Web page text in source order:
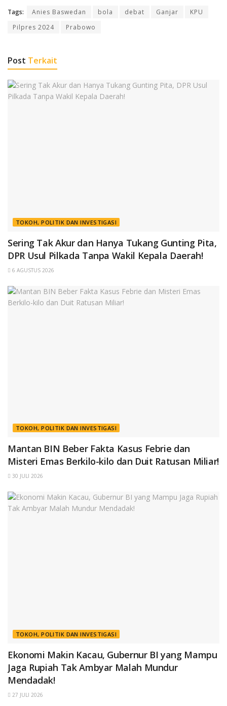
Tags: Anies Baswedan bola debat Ganjar
KPU
Pilpres 2024
Prabowo
Post Terkait
TOKOH, POLITIK DAN INVESTIGASI
Sering Tak Akur dan Hanya Tukang Gunting Pita,
DPR Usul Pilkada Tanpa Wakil Kepala Daerah!
6 AGUSTUS 2026
TOKOH, POLITIK DAN INVESTIGASI
Mantan BIN Beber Fakta Kasus Febrie dan
Misteri Emas Berkilo-kilo dan Duit Ratusan Miliar!
30 JULI 2026
TOKOH, POLITIK DAN INVESTIGASI
Ekonomi Makin Kacau, Gubernur BI yang Mampu
Jaga Rupiah Tak Ambyar Malah Mundur
Mendadak!
27 JULI 2026